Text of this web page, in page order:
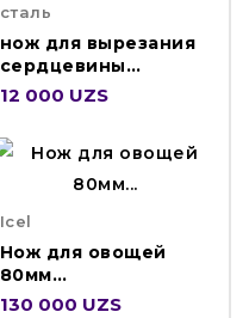
сталь
нож для вырезания
сердцевины
APPCOR
12 000 UZS
Icel
Нож для овощей
80мм
28100.HR02000.080
130 000 UZS